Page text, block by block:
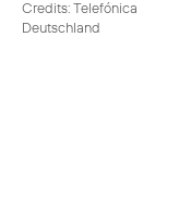
Credits: Telefónica
Deutschland